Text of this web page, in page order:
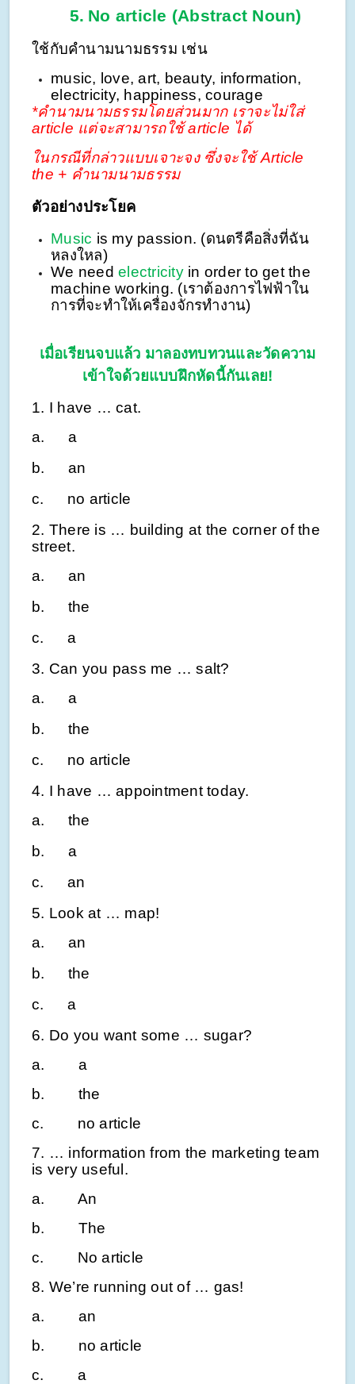
5. No article (Abstract Noun)
ใช้กับคำนามนามธรรม เช่น
music, love, art, beauty, information,
electricity, happiness, courage
*คำนามนามธรรมโดยส่วนมาก เราจะไม่ใส่
article แต่จะสามารถใช้ article ได้
ในกรณีที่กล่าวแบบเจาะจง ซึ่งจะใช้ Article
the + คำนามนามธรรม
ตัวอย่างประโยค
Music is my passion. (ดนตรีคือสิ่งที่ฉัน
หลงใหล)
We need electricityin order to get the
machine working. (เราต้องการไฟฟ้าใน
การที่จะทำให้เครื่องจักรทำงาน)
เมื่อเรียนจบแล้ว มาลองทบทวนและวัดความ
เข้าใจด้วยแบบฝึกหัดนี้กันเลย!
1. I have … cat.
a.
a
b.
an
c.
no article
2. There is … building at the corner of the
street.
a.
an
b.
the
c.
a
3. Can you pass me … salt?
a.
a
b.
the
c.
no article
4. I have … appointment today.
a.
the
b.
a
c.
an
5. Look at … map!
a.
an
b.
the
c.
a
6. Do you want some … sugar?
a. a
b. the
c. no article
7. … information from the marketing team
is very useful.
a. An
b. The
c. No article
8. We’re running out of … gas!
a. an
b. no article
c. a